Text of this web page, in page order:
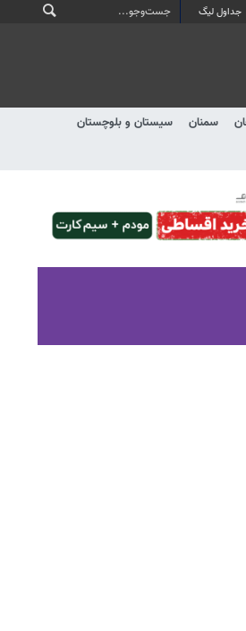
جداول لیگ
سمنان
سیستان و بلوچستان